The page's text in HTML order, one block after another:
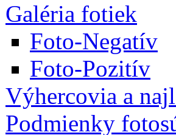
Galéria fotiek
Foto-Negatív
Foto-Pozitív
Výhercovia a
Podmienky